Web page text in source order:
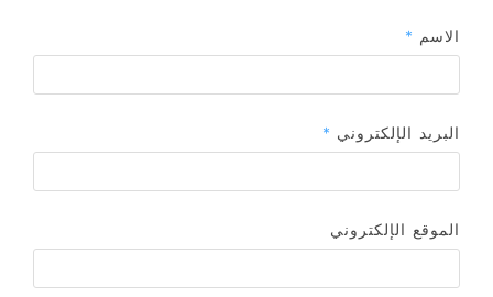
الاسم *
البريد الإلكتروني *
الموقع الإلكتروني